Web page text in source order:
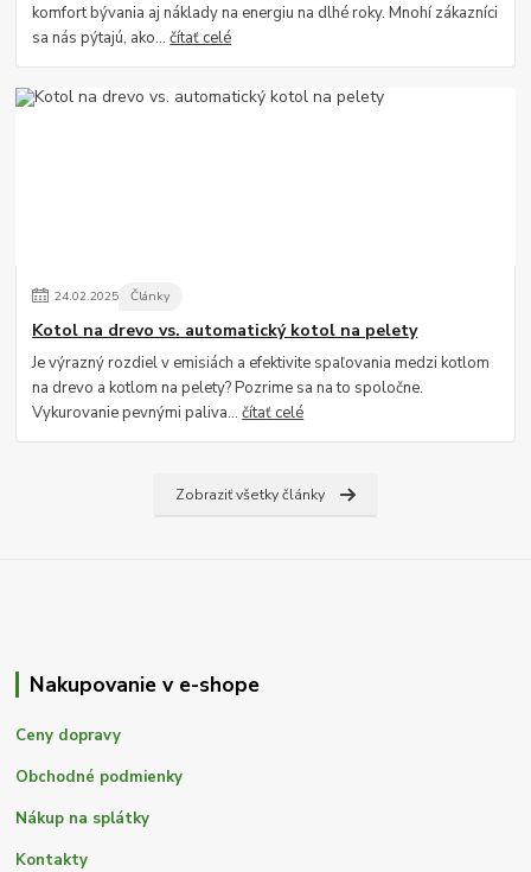
komfort bývania aj náklady na energiu na dlhé roky. Mnohí zákazníci
sa nás pýtajú, ako...čítať celé
24.02.2025 Články
Kotol na drevo vs. automatický kotol na pelety
Je výrazný rozdiel v emisiách a efektivite spaľovania medzi kotlom
na drevo a kotlom na pelety? Pozrime sa na to spoločne.
Vykurovanie pevnými paliva...čítať celé
Zobraziť všetky články
Nakupovanie v e-shope
Ceny dopravy
Obchodné podmienky
Nákup na splátky
Kontakty